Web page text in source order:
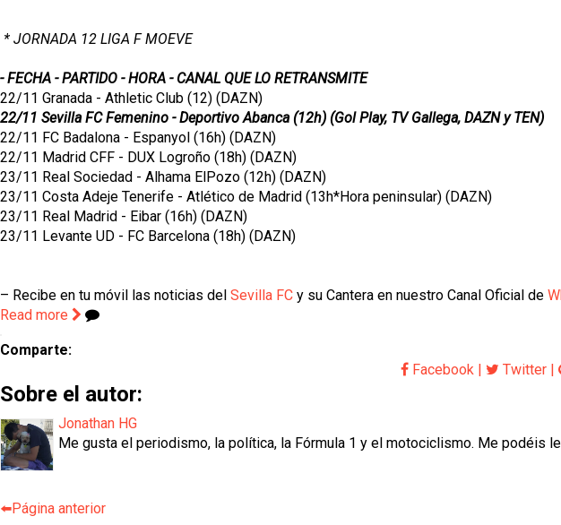
* JORNADA 12 LIGA F MOEVE
- FECHA - PARTIDO - HORA - CANAL QUE LO RETRANSMITE
22/11 Granada - Athletic Club (12) (DAZN)
22/11 Sevilla FC Femenino - Deportivo Abanca (12h) (Gol Play, TV Gallega, DAZN y TEN)
22/11 FC Badalona - Espanyol (16h) (DAZN)
22/11 Madrid CFF - DUX Logroño (18h) (DAZN)
23/11 Real Sociedad - Alhama ElPozo (12h) (DAZN)
23/11 Costa Adeje Tenerife - Atlético de Madrid (13h*Hora peninsular) (DAZN)
23/11 Real Madrid - Eibar (16h) (DAZN)
23/11 Levante UD - FC Barcelona (18h) (DAZN)
– Recibe en tu móvil las noticias del Sevilla FC y su Cantera en nuestro Canal Oficial de
Read more
Comparte:
Facebook | Twitter |
Sobre el autor:
Jonathan HG
Me gusta el periodismo, la política, la Fórmula 1 y el motociclismo. Me podéis
⬅️Página anterior